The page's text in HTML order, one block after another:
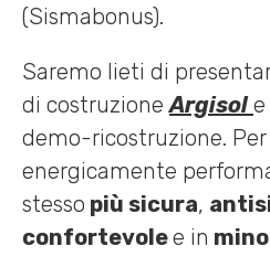
(Sismabonus).
Saremo lieti di
di costruzioneArgisol e
demo-ricostruzione.
energicamente
stesso più sicura,
confortevolee in